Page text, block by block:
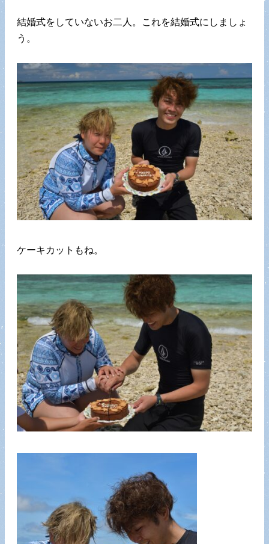
結婚式をしていないお二人。これを結婚式にしましょ
う。
ケーキカットもね。